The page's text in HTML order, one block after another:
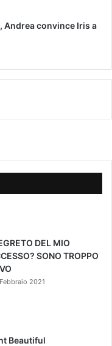
Andrea convince Iris a
DEL MIO
SONO TROPPO
2021
Beautiful